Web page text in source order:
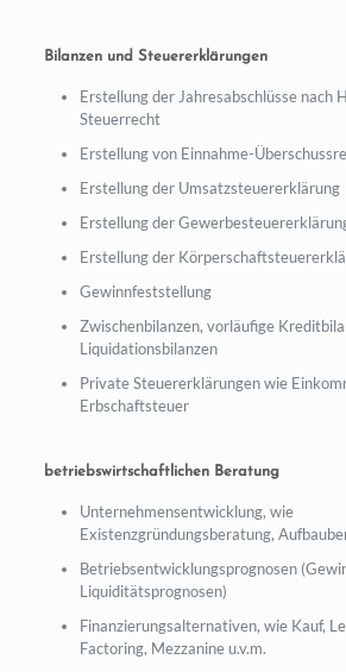
Bilanzen und Steuererklärungen
Erstellung der Jahresabschlüsse nach
Steuerrecht
Erstellung von Einnahme-
Erstellung der Umsatzsteuererklärung
Erstellung der
Erstellung der
Gewinnfeststellung
Zwischenbilanzen, vorläufige
Liquidationsbilanzen
Private Steuererklärungen wie
Erbschaftsteuer
betriebswirtschaftlichen Beratung
Unternehmensentwicklung, wie
Existenzgründungsberatung,
Betriebsentwicklungsprognosen
Liquiditätsprognosen)
Finanzierungsalternativen, wie Kauf,
Factoring, Mezzanine u.v.m.